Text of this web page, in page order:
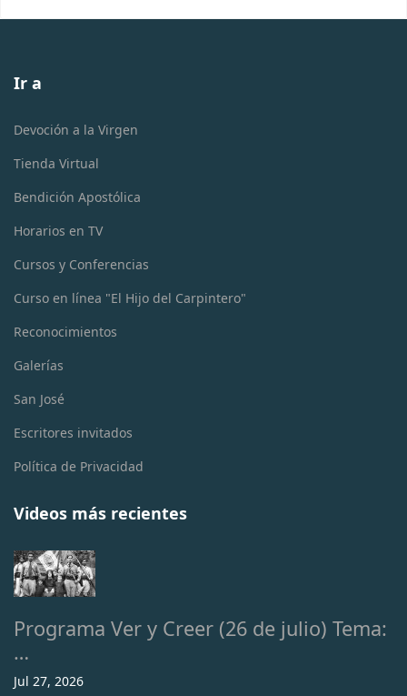
Ir a
Devoción a la Virgen
Tienda Virtual
Bendición Apostólica
Horarios en TV
Cursos y Conferencias
Curso en línea "El Hijo del Carpintero"
Reconocimientos
Galerías
San José
Escritores invitados
Política de Privacidad
Videos más recientes
Programa Ver y Creer (26 de julio) Tema:
…
Jul 27, 2026